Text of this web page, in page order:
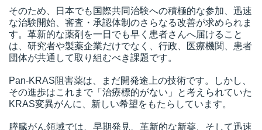
そのため、日本でも国際共同治験への積極的な参加、迅速
な治験開始、審査・承認体制のさらなる改善が求められま
す。革新的な薬剤を一日でも早く患者さんへ届けること
は、研究者や製薬企業だけでなく、行政、医療機関、患者
団体が共通して取り組むべき課題です。
Pan-KRAS阻害薬は、まだ開発途上の技術です。しかし、
その進歩はこれまで「治療標的がない」と考えられていた
KRAS変異がんに、新しい希望をもたらしています。
膵臓がん領域では、早期発見、革新的な新薬、そして迅速